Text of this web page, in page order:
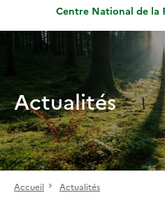
Centre National de la
Actualités
Accueil Actualités